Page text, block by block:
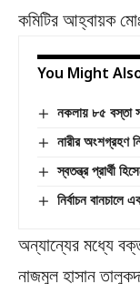
কমিটির আহ্বায়ক
You Might
নকলায় ৮৫ বস্তা
নারীর অংশগ্রহণ
স্বতন্ত্র প্রার্থী
নির্বাচন বানচালে
অন্যান্যের মধ্যে
নাজমুল হাসান